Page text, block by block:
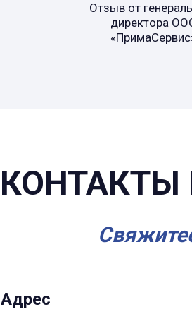
Отзыв от
директора
Адрес